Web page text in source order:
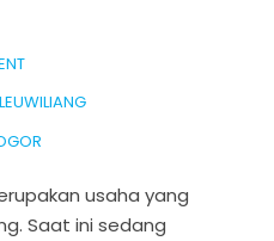
usaha yang
Saat ini sedang